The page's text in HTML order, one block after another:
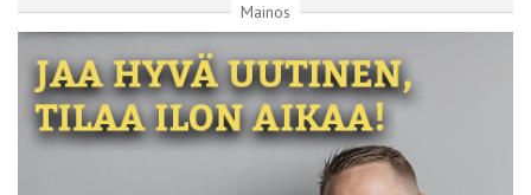
Mainos